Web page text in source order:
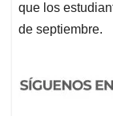
que los
de septiembre.